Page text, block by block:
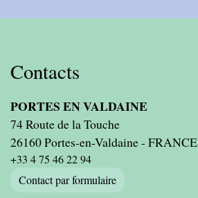
Contacts
PORTES EN VALDAINE
74 Route de la Touche
26160 Portes-en-Valdaine - FRANCE
+33 4 75 46 22 94
Contact par formulaire